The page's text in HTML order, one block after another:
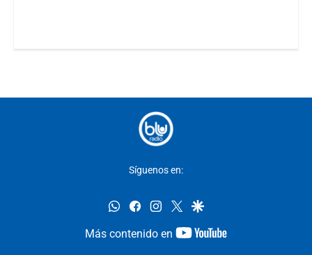
Síguenos en:
whatsappfacebookinstagram
twittergoogle
Más contenido en
youtube-